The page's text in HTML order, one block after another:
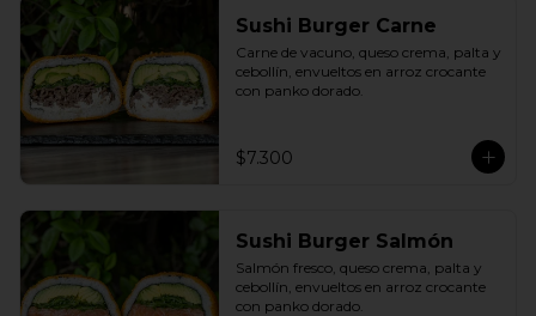
Sushi Burger Carne
Carne de vacuno, queso crema, palta y
cebollín, envueltos en arroz crocante
con panko dorado.
$7.300
Sushi Burger Salmón
Salmón fresco, queso crema, palta y
cebollín, envueltos en arroz crocante
con panko dorado.